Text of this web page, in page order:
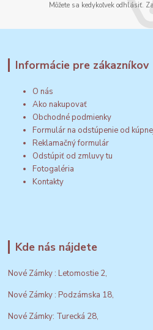
Môžete sa kedykoľvek odhlásiť.
Informácie pre zákazníkov
O nás
Ako nakupovať
Obchodné podmienky
Formulár na odstúpenie od
Reklamačný formulár
Odstúpiť od zmluvy tu
Fotogaléria
Kontakty
Kde nás nájdete
Nové Zámky : Letomostie 2,
Nové Zámky : Podzámska 18,
Nové Zámky: Turecká 28,